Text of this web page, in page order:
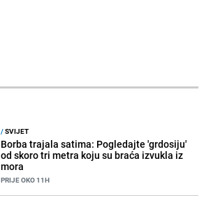
/SVIJET
Borba trajala satima: Pogledajte 'grdosiju'
od skoro tri metra koju su braća izvukla iz
mora
PRIJE OKO 11H